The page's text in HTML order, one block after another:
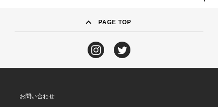
PAGE TOP
お問い合わせ